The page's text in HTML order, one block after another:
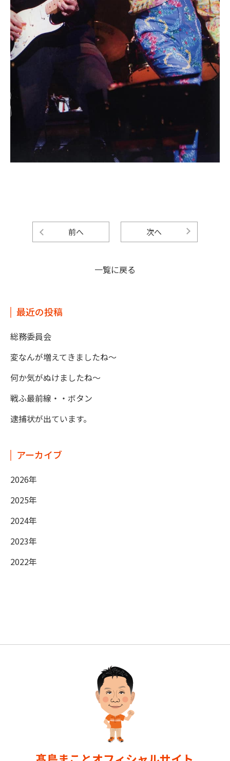
前へ 次へ
一覧に戻る
最近の投稿
総務委員会
変なんが増えてきましたね～
何か気がぬけましたね～
戦ふ最前線・・ボタン
逮捕状が出ています。
アーカイブ
2026年
2025年
2024年
2023年
2022年